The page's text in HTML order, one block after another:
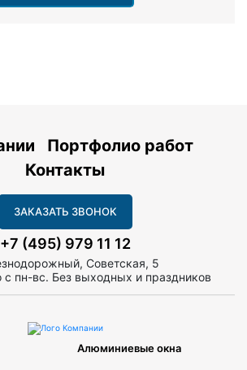
Портфолио работ
Контакты
ЗАКАЗАТЬ ЗВОНОК
+7 (495) 979 11 12
Советская, 5
с пн-вс. Без выходных и праздников
Алюминиевые окна